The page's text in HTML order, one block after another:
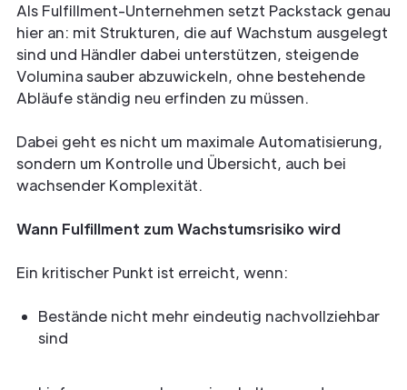
Als Fulfillment-Unternehmen setzt Packstack genau
hier an: mit Strukturen, die auf Wachstum ausgelegt
sind und Händler dabei unterstützen, steigende
Volumina sauber abzuwickeln, ohne bestehende
Abläufe ständig neu erfinden zu müssen.
Dabei geht es nicht um maximale Automatisierung,
sondern um Kontrolle und Übersicht, auch bei
wachsender Komplexität.
Wann Fulfillment zum Wachstumsrisiko wird
Ein kritischer Punkt ist erreicht, wenn:
Bestände nicht mehr eindeutig nachvollziehbar
sind